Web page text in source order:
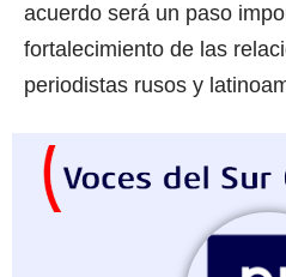
acuerdo será un paso
fortalecimiento de las
periodistas rusos y